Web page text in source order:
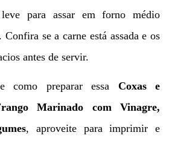
para assar em forno médio
se a carne está assada e os
antes de servir.
como preparar essa Coxas e
Marinado com Vinagre,
, aproveite para imprimir e